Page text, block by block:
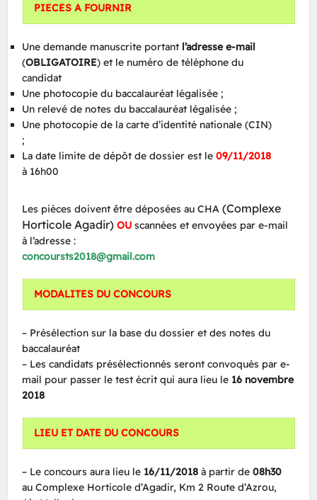
PIECES A FOURNIR
Une demande manuscrite portant l’adresse e-mail
(OBLIGATOIRE) et le numéro de téléphone du
candidat
Une photocopie du baccalauréat légalisée ;
Un relevé de notes du baccalauréat légalisée ;
Une photocopie de la carte d’identité nationale (CIN)
;
La date limite de dépôt de dossier est le09/11/2018
à 16h00
Les pièces doivent être déposées au CHA(Complexe
Horticole Agadir) OUscannées et envoyées par e-mail
à l’adresse :
concoursts2018@gmail.com
MODALITES DU CONCOURS
– Présélection sur la base du dossier et des notes du
baccalauréat
– Les candidats présélectionnés seront convoqués par e-
mail pour passer le test écrit qui aura lieu le 16 novembre
2018
LIEU ET DATE DU CONCOURS
– Le concours aura lieu le 16/11/2018à partir de08h30
au Complexe Horticole d’Agadir, Km 2 Route d’Azrou,